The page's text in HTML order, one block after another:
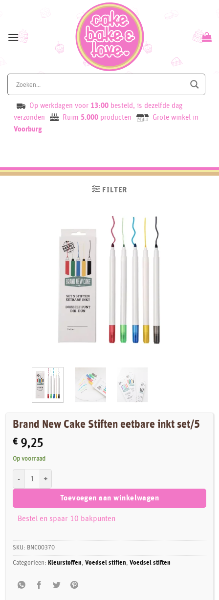
content
Op werkdagen voor 13:00 besteld, is dezelfde dag
verzonden
Ruim 5.000 producten
Grote winkel in
Voorburg
FILTER
Brand New Cake Stiften eetbare inkt set/5
€ 9,25
Op voorraad
Toevoegen aan winkelwagen
Bestel en spaar 10 bakpunten
SKU: BNC00370
Categorieën: Kleurstoffen,Voedsel stiften,Voedsel stiften